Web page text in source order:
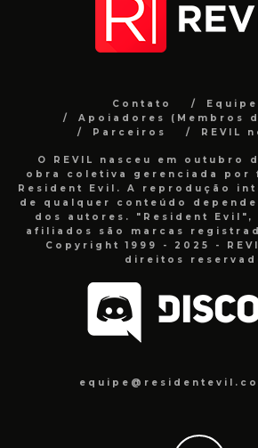
Contato
Equipe
Apoiadores (Membros
Parceiros
REVIL
O REVIL nasceu em outubro
obra coletiva gerenciada por
Resident Evil. A reprodução
de qualquer conteúdo
dos autores. "Resident Evil",
afiliados são marcas
Copyright 1999 - 2025 -
direitos